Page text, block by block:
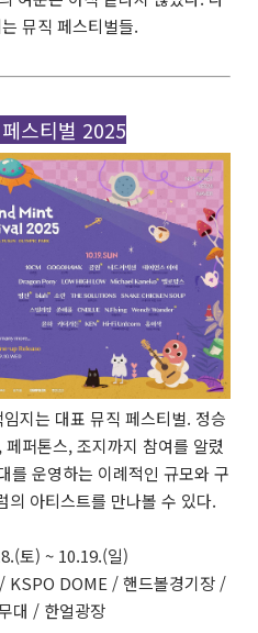
뮤직 페스티벌들.
스티벌 2025
지는 대표 뮤직 페스티벌. 정승
퍼톤스, 조지까지 참여를 알렸
를 운영하는 이례적인 규모와 구
의 아티스트를 만나볼 수 있다.
토) ~ 10.19.(일)
KSPO DOME / 핸드볼경기장 /
대 / 한얼광장